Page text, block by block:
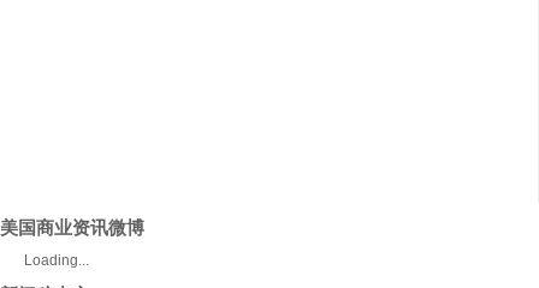
美国商业资讯微博
Loading...